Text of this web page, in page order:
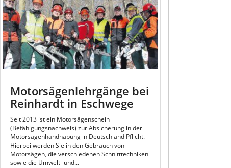
Motorsägenlehrgänge bei
Reinhardt in Eschwege
Seit 2013 ist ein Motorsägenschein
(Befähigungsnachweis) zur Absicherung in der
Motorsägenhandhabung in Deutschland Pflicht.
Hierbei werden Sie in den Gebrauch von
Motorsägen, die verschiedenen Schnitttechniken
sowie die Umwelt- und...